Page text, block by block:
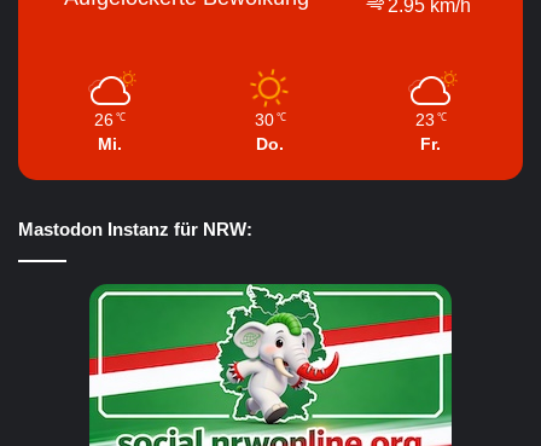
2.95 km/h
26 ℃
Mi.
30 ℃
Do.
23 ℃
Fr.
Mastodon Instanz für NRW: